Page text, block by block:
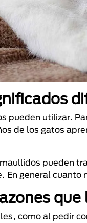
pueden utilizar.
de los gatos
pueden
En general
que
como al pedir